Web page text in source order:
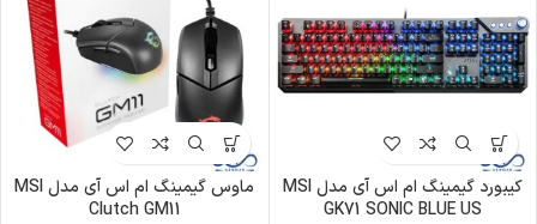
کیبورد گیمینگ ام اس آی مدل MSI
GK71 SONIC BLUE US
ماوس گیمینگ ام اس آی مدل MSI
Clutch GM11